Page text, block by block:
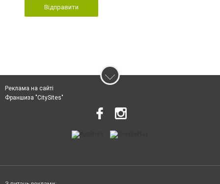
Відправити
Реклама на сайті
Франшиза "CitySites"